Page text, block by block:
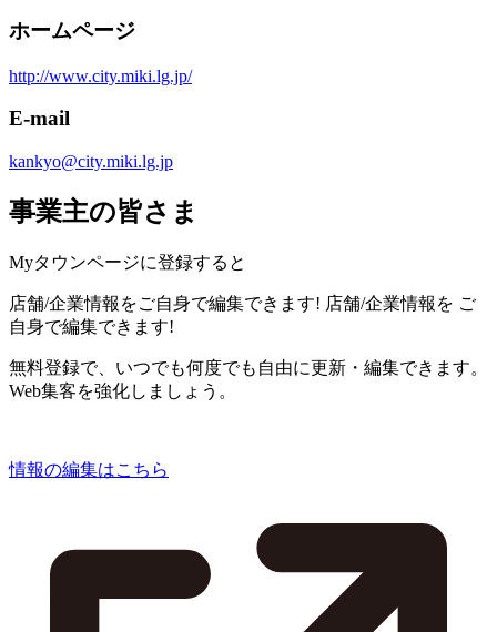
ホームページ
http://www.city.miki.lg.jp/
E-mail
kankyo@city.miki.lg.jp
事業主の皆さま
Myタウンページに登録すると
店舗/企業情報をご自身で編集できます! 店舗/企業情報を ご
自身で編集できます!
無料登録で、いつでも何度でも自由に更新・編集できます。
Web集客を強化しましょう。
情報の編集はこちら